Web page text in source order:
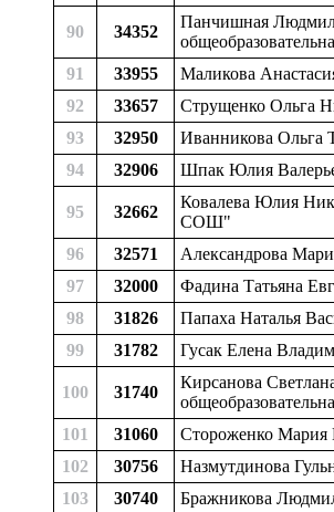
90 34352
Панчишная
91
33955
Маликова
92
33657
Струщенко Ольга
93
32950
Иванникова Ольга
94
32906 Шпак Юлия
95 32662
Ковалева Юлия
СОШ"
96
32571
Александрова
97
32000
Фадина Татьяна
98
31826
Папаха Наталья
99
31782 Гусак Елена
100 31740
Кирсанова
101
31060
Стороженко Мария
102
30756
Назмутдинова
103
30740 Бражникова